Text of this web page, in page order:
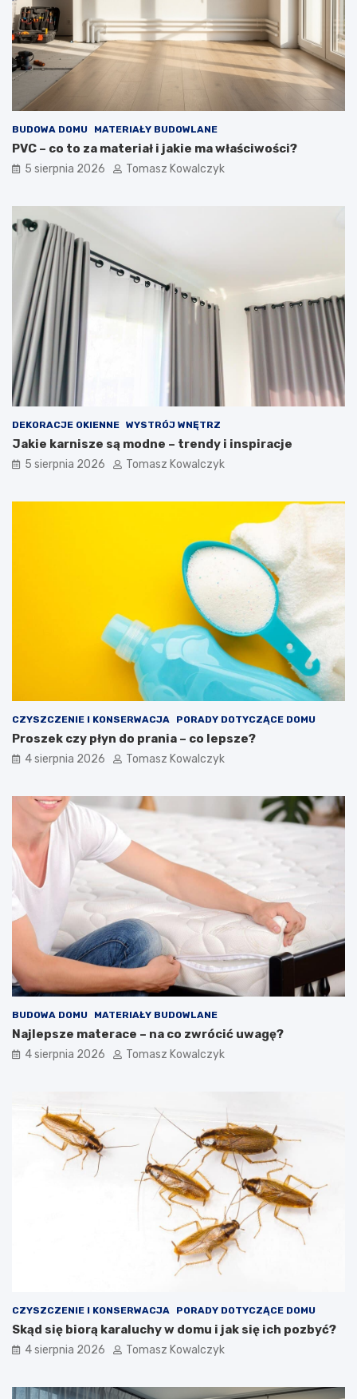
BUDOWA DOMU MATERIAŁY BUDOWLANE
PVC – co to za materiał i jakie ma właściwości?
5 sierpnia 2026 Tomasz Kowalczyk
DEKORACJE OKIENNE WYSTRÓJ WNĘTRZ
Jakie karnisze są modne – trendy i inspiracje
5 sierpnia 2026 Tomasz Kowalczyk
CZYSZCZENIE I KONSERWACJA PORADY DOTYCZĄCE DOMU
Proszek czy płyn do prania – co lepsze?
4 sierpnia 2026 Tomasz Kowalczyk
BUDOWA DOMU MATERIAŁY BUDOWLANE
Najlepsze materace – na co zwrócić uwagę?
4 sierpnia 2026 Tomasz Kowalczyk
CZYSZCZENIE I KONSERWACJA PORADY DOTYCZĄCE DOMU
Skąd się biorą karaluchy w domu i jak się ich pozbyć?
4 sierpnia 2026 Tomasz Kowalczyk